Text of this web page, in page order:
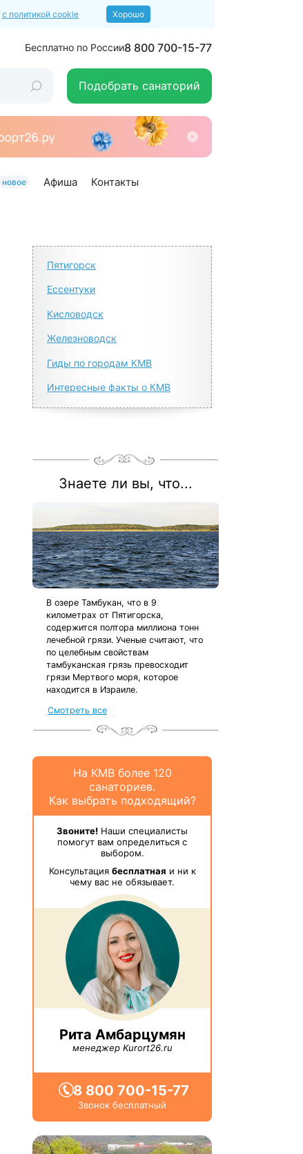
с политикой cookie Хорошо
Бесплатно по России8 800 700-15-77
Подобрать санаторий
новое Афиша Контакты
Пятигорск
Ессентуки
Кисловодск
Железноводск
Гиды по городам КМВ
Интересные факты о КМВ
Знаете ли вы, что...
В озере Тамбукан, что в 9
километрах от Пятигорска,
содержится полтора миллиона тонн
лечебной грязи. Ученые считают, что
по целебным свойствам
тамбуканская грязь превосходит
грязи Мертвого моря, которое
находится в Израиле.
Смотреть все
На КМВ более 120
санаториев.
Как выбрать подходящий?
Звоните! Наши специалисты
помогут вам определиться с
выбором.
Консультация бесплатная и ни к
чему вас не обязывает.
Рита Амбарцумян
менеджер Kurort26.ru
8 800 700-15-77
Звонок бесплатный